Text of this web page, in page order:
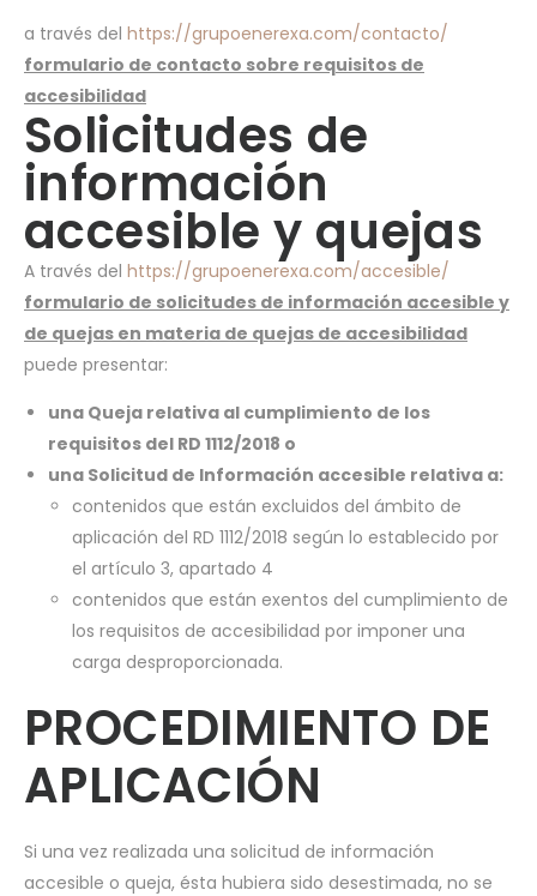
a través del https://grupoenerexa.com/contacto/
formulario de contacto sobre requisitos de
accesibilidad
Solicitudes de
información
accesible y quejas
A través del https://grupoenerexa.com/accesible/
formulario de solicitudes de información accesible y
de quejas en materia de quejas de accesibilidad
puede presentar:
una Queja relativa al cumplimiento de los
requisitos del RD 1112/2018 o
una Solicitud de Información accesible relativa a:
contenidos que están excluidos del ámbito de
aplicación del RD 1112/2018 según lo establecido por
el artículo 3, apartado 4
contenidos que están exentos del cumplimiento de
los requisitos de accesibilidad por imponer una
carga desproporcionada.
PROCEDIMIENTO DE
APLICACIÓN
Si una vez realizada una solicitud de información
accesible o queja, ésta hubiera sido desestimada, no se